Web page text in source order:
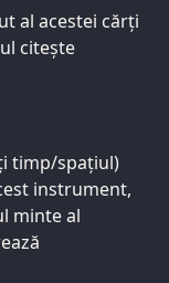
al acestei cărți
citește
timp/spațiul)
instrument,
minte al